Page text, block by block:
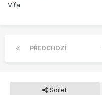
Víťa
PŘEDCHOZÍ
Sdílet